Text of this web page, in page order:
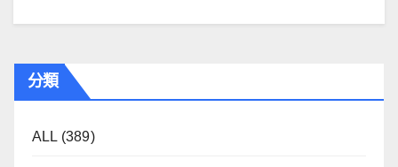
分類
ALL (389)